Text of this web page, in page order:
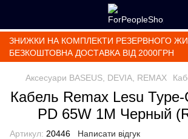
ЗНИЖКИ НА КОМПЛЕКТИ РЕЗЕРВНОГО
БЕЗКОШТОВНА ДОСТАВКА ВІД 2000ГРН
Аксесуари BASEUS, DEVIA, REMAX
Кабель Remax Lesu
PD 65W 1M Черный
Артикул: 20446 Написати відгук